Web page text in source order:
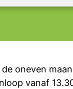
oneven
vanaf